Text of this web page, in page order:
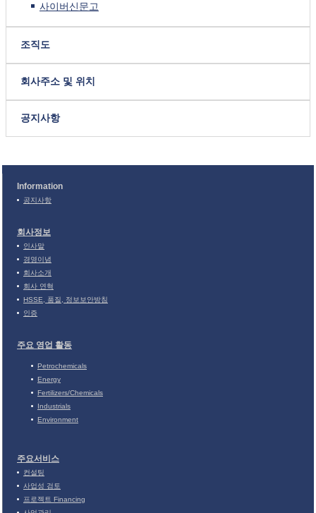
사이버신문고
조직도
회사주소 및 위치
공지사항
Information
공지사항
회사정보
인사말
경영이념
회사소개
회사 연혁
HSSE, 품질, 정보보안방침
인증
주요 영업 활동
Petrochemicals
Energy
Fertilizers/Chemicals
Industrials
Environment
주요서비스
컨설팅
사업성 검토
프로젝트 Financing